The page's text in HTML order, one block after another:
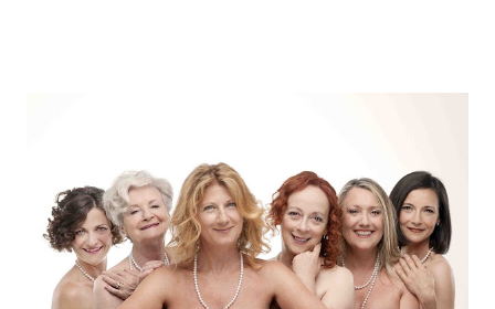
“Settembre dell’Accademia” dove si esibirà per il secondo anno
consecutivo. Il pubblico milanese avrà il piacere di applaudire i
giovani artisti della Baltic Sea Youth Philharmonic per la quarta
volta. L’orchestra, fondata nel 2008 da Kristjan Järvi (affiancato
da un prestigioso consiglio di consulent...